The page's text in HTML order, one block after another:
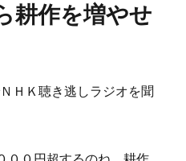
耕作を増やせ
Ｋ聴き逃しラジオを聞